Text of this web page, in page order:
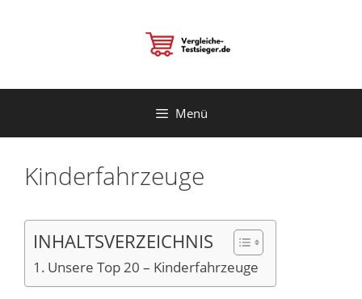
Menü
Kinderfahrzeuge
INHALTSVERZEICHNIS
Unsere Top 20 – Kinderfahrzeuge